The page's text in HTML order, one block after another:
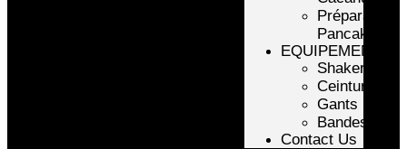
Préparation
Pancake
EQUIPEMENTS
Shakers
Ceintures
Gants
Bandes
Contact Us